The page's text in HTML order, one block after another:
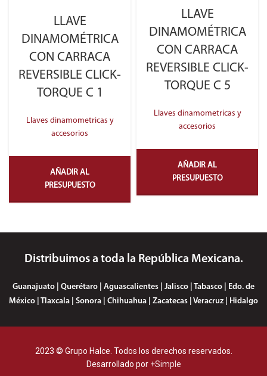
LLAVE
DINAMOMÉTRICA
CON CARRACA
REVERSIBLE CLICK-
TORQUE C 1
Llaves dinamometricas y
accesorios
AÑADIR AL
PRESUPUESTO
LLAVE
DINAMOMÉTRICA
CON CARRACA
REVERSIBLE CLICK-
TORQUE C 5
Llaves dinamometricas y
accesorios
AÑADIR AL
PRESUPUESTO
Distribuimos a toda la República Mexicana.
Guanajuato | Querétaro | Aguascalientes | Jalisco | Tabasco | Edo. de
México | Tlaxcala | Sonora | Chihuahua | Zacatecas | Veracruz | Hidalgo
2023 © Grupo Halce. Todos los derechos reservados.
Desarrollado por +Simple